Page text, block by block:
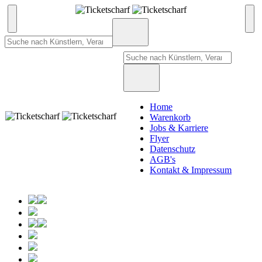
Home
Warenkorb
Jobs & Karriere
Flyer
Datenschutz
AGB's
Kontakt & Impressum